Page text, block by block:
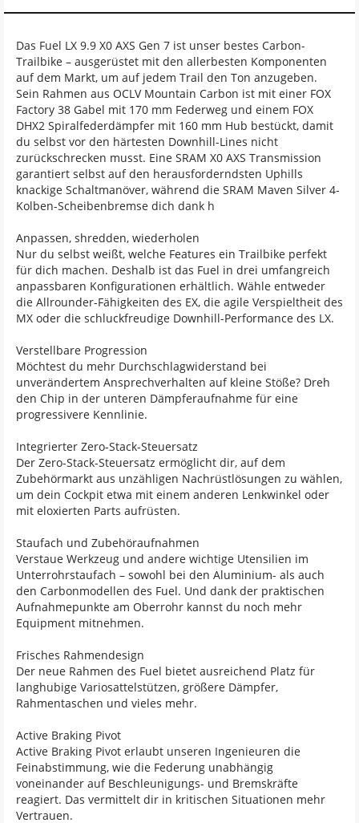
Das Fuel LX 9.9 X0 AXS Gen 7 ist unser bestes Carbon-
Trailbike – ausgerüstet mit den allerbesten Komponenten
auf dem Markt, um auf jedem Trail den Ton anzugeben.
Sein Rahmen aus OCLV Mountain Carbon ist mit einer FOX
Factory 38 Gabel mit 170 mm Federweg und einem FOX
DHX2 Spiralfederdämpfer mit 160 mm Hub bestückt, damit
du selbst vor den härtesten Downhill-Lines nicht
zurückschrecken musst. Eine SRAM X0 AXS Transmission
garantiert selbst auf den herausforderndsten Uphills
knackige Schaltmanöver, während die SRAM Maven Silver 4-
Kolben-Scheibenbremse dich dank h
Anpassen, shredden, wiederholen
Nur du selbst weißt, welche Features ein Trailbike perfekt
für dich machen. Deshalb ist das Fuel in drei umfangreich
anpassbaren Konfigurationen erhältlich. Wähle entweder
die Allrounder-Fähigkeiten des EX, die agile Verspieltheit des
MX oder die schluckfreudige Downhill-Performance des LX.
Verstellbare Progression
Möchtest du mehr Durchschlagwiderstand bei
unverändertem Ansprechverhalten auf kleine Stöße? Dreh
den Chip in der unteren Dämpferaufnahme für eine
progressivere Kennlinie.
Integrierter Zero-Stack-Steuersatz
Der Zero-Stack-Steuersatz ermöglicht dir, auf dem
Zubehörmarkt aus unzähligen Nachrüstlösungen zu wählen,
um dein Cockpit etwa mit einem anderen Lenkwinkel oder
mit eloxierten Parts aufrüsten.
Staufach und Zubehöraufnahmen
Verstaue Werkzeug und andere wichtige Utensilien im
Unterrohrstaufach – sowohl bei den Aluminium- als auch
den Carbonmodellen des Fuel. Und dank der praktischen
Aufnahmepunkte am Oberrohr kannst du noch mehr
Equipment mitnehmen.
Frisches Rahmendesign
Der neue Rahmen des Fuel bietet ausreichend Platz für
langhubige Variosattelstützen, größere Dämpfer,
Rahmentaschen und vieles mehr.
Active Braking Pivot
Active Braking Pivot erlaubt unseren Ingenieuren die
Feinabstimmung, wie die Federung unabhängig
voneinander auf Beschleunigungs- und Bremskräfte
reagiert. Das vermittelt dir in kritischen Situationen mehr
Vertrauen.